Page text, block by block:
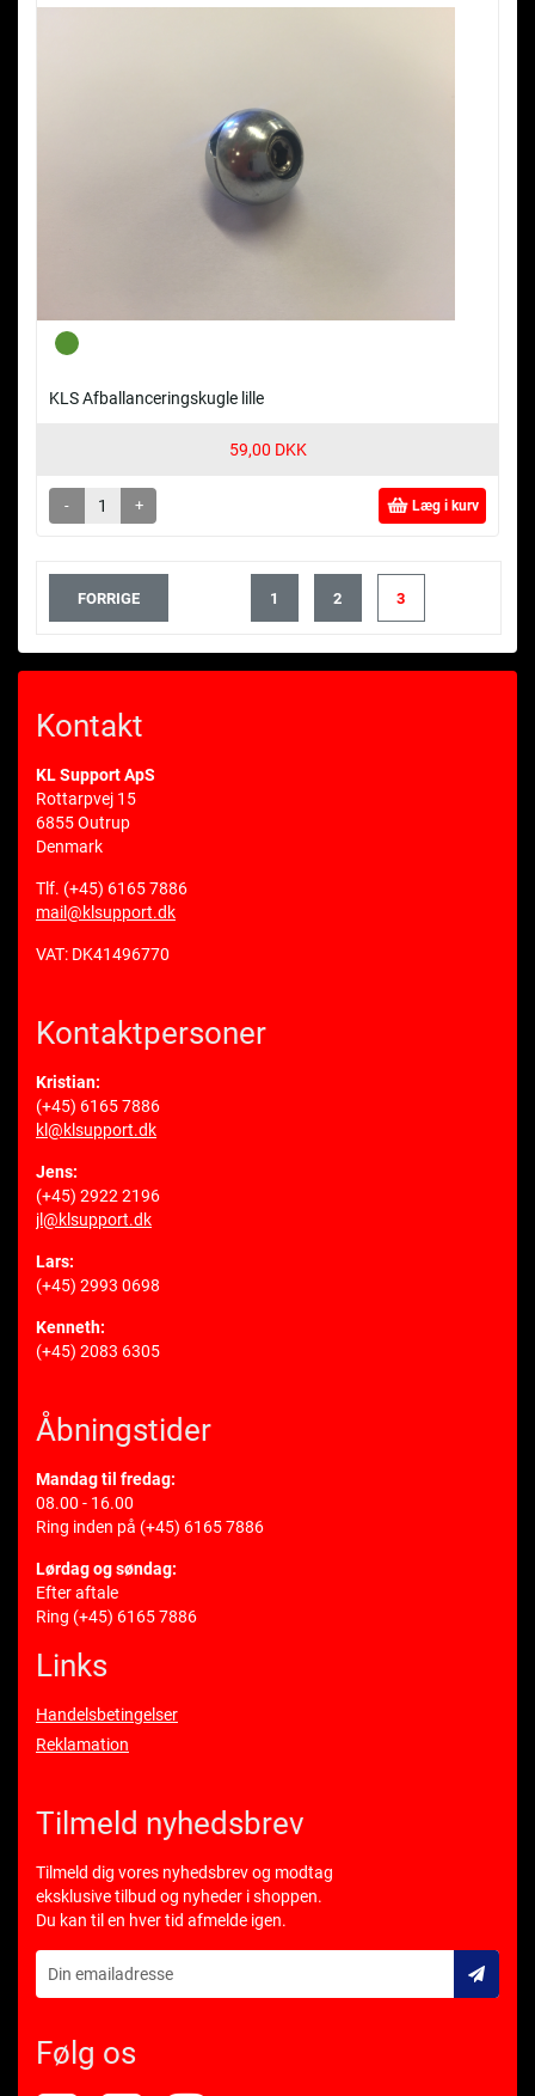
KLS Afballanceringskugle lille
59,00 DKK
- + Læg i kurv
FORRIGE 1 2 3
Kontakt
KL Support ApS
Rottarpvej 15
6855 Outrup
Denmark
Tlf. (+45) 6165 7886
mail@klsupport.dk
VAT: DK41496770
Kontaktpersoner
Kristian:
(+45) 6165 7886
kl@klsupport.dk
Jens:
(+45) 2922 2196
jl@klsupport.dk
Lars:
(+45) 2993 0698
Kenneth:
(+45) 2083 6305
Åbningstider
Mandag til fredag:
08.00 - 16.00
Ring inden på (+45) 6165 7886
Lørdag og søndag:
Efter aftale
Ring (+45) 6165 7886
Links
Handelsbetingelser
Reklamation
Tilmeld nyhedsbrev
Tilmeld dig vores nyhedsbrev og modtag
eksklusive tilbud og nyheder i shoppen.
Du kan til en hver tid afmelde igen.
Følg os